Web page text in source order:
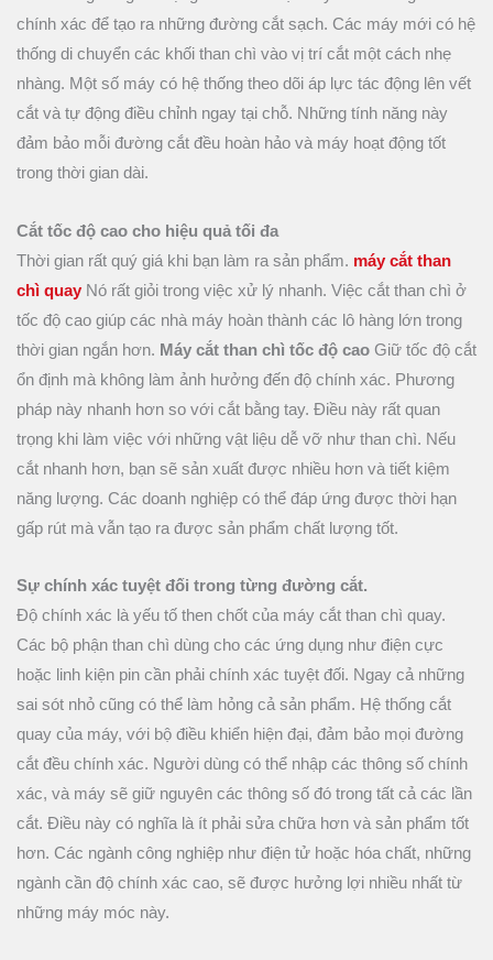
chính xác để tạo ra những đường cắt sạch. Các máy mới có hệ
thống di chuyển các khối than chì vào vị trí cắt một cách nhẹ
nhàng. Một số máy có hệ thống theo dõi áp lực tác động lên vết
cắt và tự động điều chỉnh ngay tại chỗ. Những tính năng này
đảm bảo mỗi đường cắt đều hoàn hảo và máy hoạt động tốt
trong thời gian dài.
Cắt tốc độ cao cho hiệu quả tối đa
Thời gian rất quý giá khi bạn làm ra sản phẩm. máy cắt than
chì quay Nó rất giỏi trong việc xử lý nhanh. Việc cắt than chì ở
tốc độ cao giúp các nhà máy hoàn thành các lô hàng lớn trong
thời gian ngắn hơn. Máy cắt than chì tốc độ cao Giữ tốc độ cắt
ổn định mà không làm ảnh hưởng đến độ chính xác. Phương
pháp này nhanh hơn so với cắt bằng tay. Điều này rất quan
trọng khi làm việc với những vật liệu dễ vỡ như than chì. Nếu
cắt nhanh hơn, bạn sẽ sản xuất được nhiều hơn và tiết kiệm
năng lượng. Các doanh nghiệp có thể đáp ứng được thời hạn
gấp rút mà vẫn tạo ra được sản phẩm chất lượng tốt.
Sự chính xác tuyệt đối trong từng đường cắt.
Độ chính xác là yếu tố then chốt của máy cắt than chì quay.
Các bộ phận than chì dùng cho các ứng dụng như điện cực
hoặc linh kiện pin cần phải chính xác tuyệt đối. Ngay cả những
sai sót nhỏ cũng có thể làm hỏng cả sản phẩm. Hệ thống cắt
quay của máy, với bộ điều khiển hiện đại, đảm bảo mọi đường
cắt đều chính xác. Người dùng có thể nhập các thông số chính
xác, và máy sẽ giữ nguyên các thông số đó trong tất cả các lần
cắt. Điều này có nghĩa là ít phải sửa chữa hơn và sản phẩm tốt
hơn. Các ngành công nghiệp như điện tử hoặc hóa chất, những
ngành cần độ chính xác cao, sẽ được hưởng lợi nhiều nhất từ
những máy móc này.